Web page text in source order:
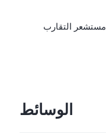
مستشعر التقارب
الوسائط